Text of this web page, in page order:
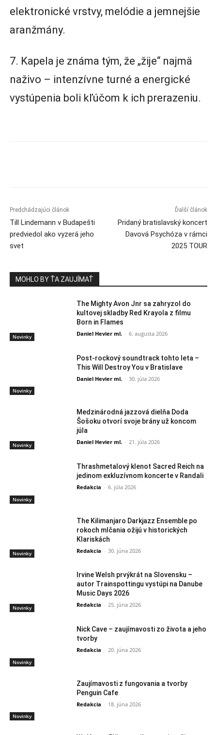
elektronické vrstvy, melódie a jemnejšie
aranžmány.
7. Kapela je známa tým, že „žije“ najmä
naživo – intenzívne turné a energické
vystúpenia boli kľúčom k ich prerazeniu.
Predchádzajúci článok
Till Lindemann v Budapešti
predviedol ako vyzerá jeho
svet
Ďalší článok
Pridaný bratislavský koncert
Davová Psychóza v rámci
2025 TOUR
MOHLO BY ŤA ZAUJÍMAŤ
Novinky
The Mighty Avon Jnr sa zahryzol do
kultovej skladby Red Krayola z filmu
Born in Flames
Daniel Hevier ml. - 6. augusta 2026
Novinky
Post-rockový soundtrack tohto leta –
This Will Destroy You v Bratislave
Daniel Hevier ml. - 30. júla 2026
Novinky
Medzinárodná jazzová dielňa Doda
Šošoku otvorí svoje brány už koncom
júla
Daniel Hevier ml. - 21. júla 2026
Novinky
Thrashmetalový klenot Sacred Reich na
jedinom exkluzívnom koncerte v Randali
Redakcia - 6. júla 2026
Novinky
The Kilimanjaro Darkjazz Ensemble po
rokoch mlčania ožijú v historických
Klariskách
Redakcia - 30. júna 2026
Novinky
Irvine Welsh prvýkrát na Slovensku –
autor Trainspottingu vystúpi na Danube
Music Days 2026
Redakcia - 25. júna 2026
Novinky
Nick Cave – zaujímavosti zo života a jeho
tvorby
Redakcia - 20. júna 2026
Novinky
Zaujímavosti z fungovania a tvorby
Penguin Cafe
Redakcia - 18. júna 2026